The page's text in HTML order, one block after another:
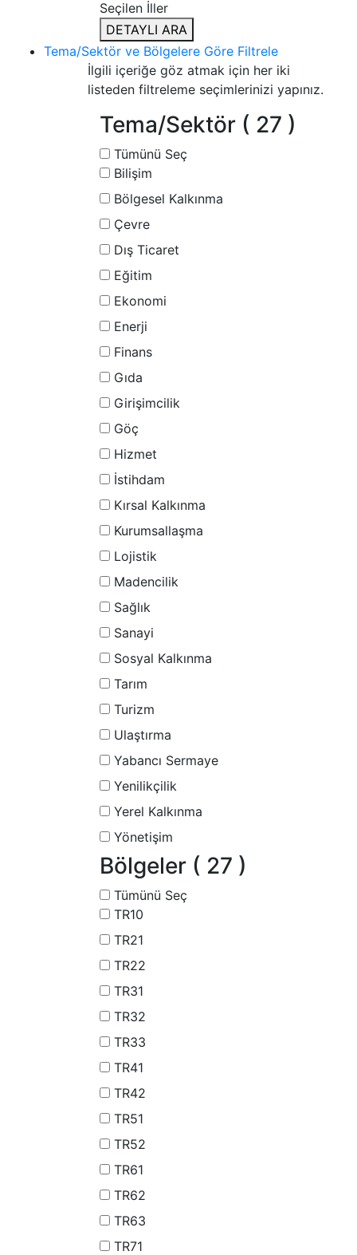
Seçilen İller
DETAYLI ARA
Tema/Sektör ve Bölgelere Göre Filtrele
İlgili içeriğe göz atmak için her iki
listeden filtreleme seçimlerinizi yapınız.
Tema/Sektör ( 27 )
Tümünü Seç
Bilişim
Bölgesel Kalkınma
Çevre
Dış Ticaret
Eğitim
Ekonomi
Enerji
Finans
Gıda
Girişimcilik
Göç
Hizmet
İstihdam
Kırsal Kalkınma
Kurumsallaşma
Lojistik
Madencilik
Sağlık
Sanayi
Sosyal Kalkınma
Tarım
Turizm
Ulaştırma
Yabancı Sermaye
Yenilikçilik
Yerel Kalkınma
Yönetişim
Bölgeler ( 27 )
Tümünü Seç
TR10
TR21
TR22
TR31
TR32
TR33
TR41
TR42
TR51
TR52
TR61
TR62
TR63
TR71